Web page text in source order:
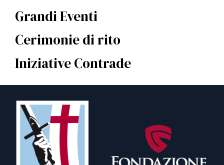
Grandi Eventi
Cerimonie di rito
Iniziative Contrade